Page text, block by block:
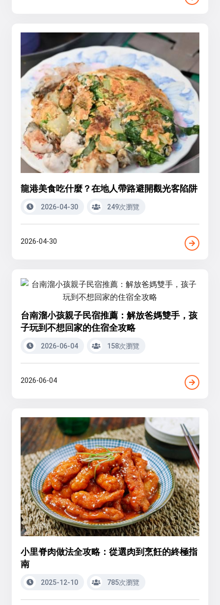
龍港美食吃什麼？在地人帶路避開觀光客陷阱
2026-04-30 249次瀏覽
2026-04-30
台南溜小孩親子民宿推薦：解放爸媽雙手，孩
子玩到不想回家的住宿全攻略
2026-06-04 158次瀏覽
2026-06-04
小里脊肉做法全攻略：從選肉到烹飪的終極指
南
2025-12-10 785次瀏覽